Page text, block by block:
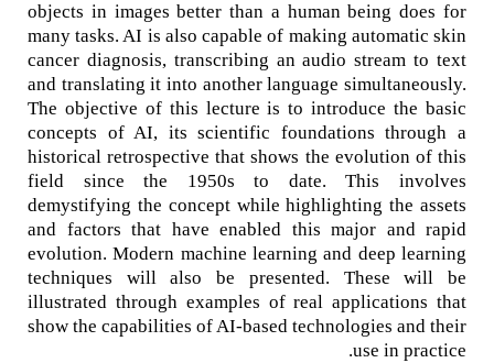
objects in images better than a human being does for
many tasks. AI is also capable of making automatic skin
cancer diagnosis, transcribing an audio stream to text
and translating it into another language simultaneously.
The objective of this lecture is to introduce the basic
concepts of AI, its scientific foundations through a
historical retrospective that shows the evolution of this
field since the 1950s to date. This involves
demystifying the concept while highlighting the assets
and factors that have enabled this major and rapid
evolution. Modern machine learning and deep learning
techniques will also be presented. These will be
illustrated through examples of real applications that
show the capabilities of AI-based technologies and their
use in practice.